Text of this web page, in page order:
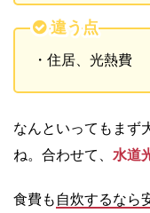
違う点
・住居、光熱費
なんといってもまず
ね。合わせて、 水道
食費も 自炊するなら